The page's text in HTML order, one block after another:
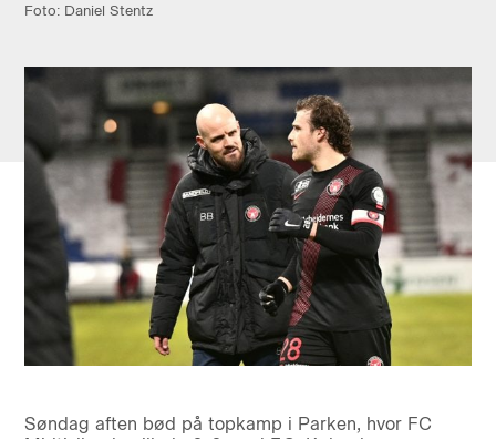
Foto: Daniel Stentz
Søndag aften bød på topkamp i Parken, hvor FC